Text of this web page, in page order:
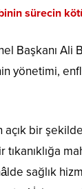
sürecin
Başkanı Ali
yönetimi,
açık bir
sağlık